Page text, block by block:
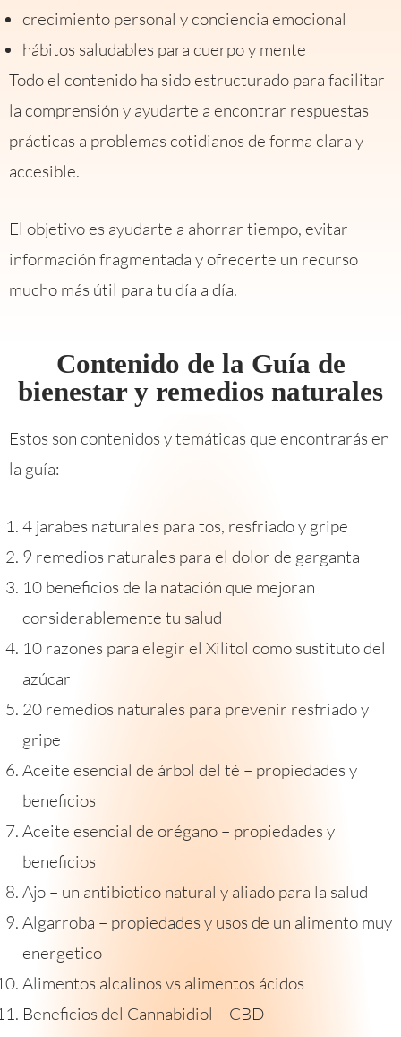
crecimiento personal y conciencia emocional
hábitos saludables para cuerpo y mente
Todo el contenido ha sido estructurado para facilitar
la comprensión y ayudarte a encontrar respuestas
prácticas a problemas cotidianos de forma clara y
accesible.
El objetivo es ayudarte a ahorrar tiempo, evitar
información fragmentada y ofrecerte un recurso
mucho más útil para tu día a día.
Contenido de la Guía de
bienestar y remedios naturales
Estos son contenidos y temáticas que encontrarás en
la guía:
4 jarabes naturales para tos, resfriado y gripe
9 remedios naturales para el dolor de garganta
10 beneficios de la natación que mejoran
considerablemente tu salud
10 razones para elegir el Xilitol como sustituto del
azúcar
20 remedios naturales para prevenir resfriado y
gripe
Aceite esencial de árbol del té – propiedades y
beneficios
Aceite esencial de orégano – propiedades y
beneficios
Ajo – un antibiotico natural y aliado para la salud
Algarroba – propiedades y usos de un alimento muy
energetico
Alimentos alcalinos vs alimentos ácidos
Beneficios del Cannabidiol – CBD